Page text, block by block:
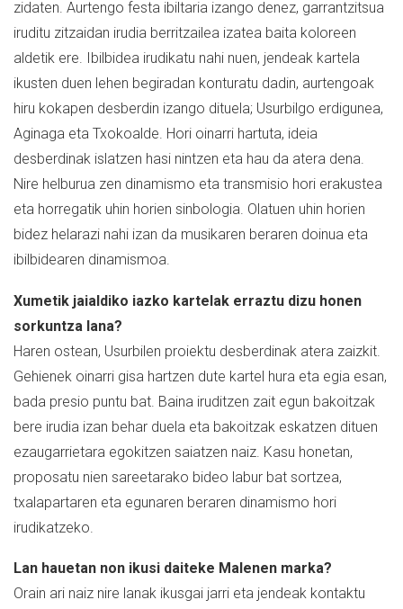
zidaten. Aurtengo festa ibiltaria izango denez, garrantzitsua
iruditu zitzaidan irudia berritzailea izatea baita koloreen
aldetik ere. Ibilbidea irudikatu nahi nuen, jendeak kartela
ikusten duen lehen begiradan konturatu dadin, aurtengoak
hiru kokapen desberdin izango dituela; Usurbilgo erdigunea,
Aginaga eta Txokoalde. Hori oinarri hartuta, ideia
desberdinak islatzen hasi nintzen eta hau da atera dena.
Nire helburua zen dinamismo eta transmisio hori erakustea
eta horregatik uhin horien sinbologia. Olatuen uhin horien
bidez helarazi nahi izan da musikaren beraren doinua eta
ibilbidearen dinamismoa.
Xumetik jaialdiko iazko kartelak erraztu dizu honen
sorkuntza lana?
Haren ostean, Usurbilen proiektu desberdinak atera zaizkit.
Gehienek oinarri gisa hartzen dute kartel hura eta egia esan,
bada presio puntu bat. Baina iruditzen zait egun bakoitzak
bere irudia izan behar duela eta bakoitzak eskatzen dituen
ezaugarrietara egokitzen saiatzen naiz. Kasu honetan,
proposatu nien sareetarako bideo labur bat sortzea,
txalapartaren eta egunaren beraren dinamismo hori
irudikatzeko.
Lan hauetan non ikusi daiteke Malenen marka?
Orain ari naiz nire lanak ikusgai jarri eta jendeak kontaktu